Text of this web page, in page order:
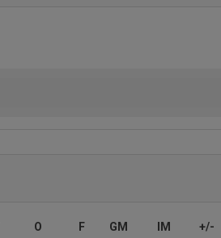
O F GM IM +/-